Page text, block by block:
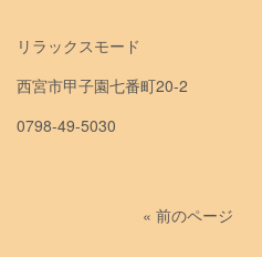
リラックスモード
西宮市甲子園七番町20-2
0798-49-5030
« 前のページ